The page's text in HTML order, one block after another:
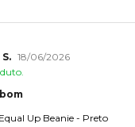
18/06/2026
Up Beanie - Preto